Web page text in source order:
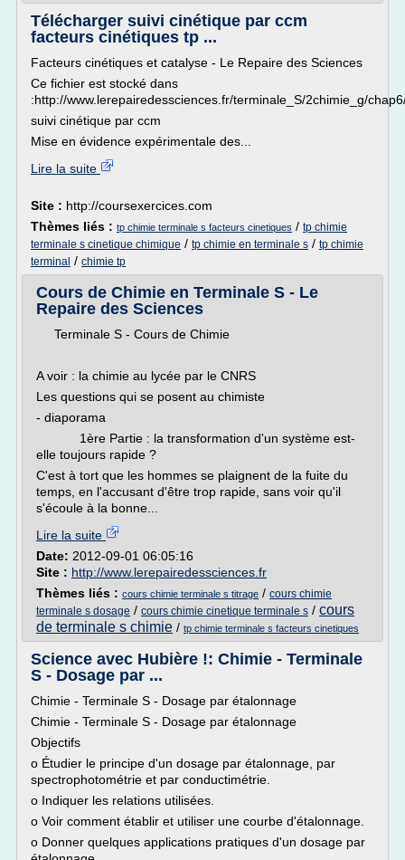
Télécharger suivi cinétique par ccm
facteurs cinétiques tp ...
Facteurs cinétiques et catalyse - Le Repaire des Sciences
Ce fichier est stocké dans
:http://www.lerepairedessciences.fr/terminale_S/2chimie_g/
suivi cinétique par ccm
Mise en évidence expérimentale des...
Lire la suite
Site : http://coursexercices.com
Thèmes liés : tp chimie terminale s facteurs cinetiques / tp chimie
terminale s cinetique chimique / tp chimie en terminale s / tp chimie
terminal / chimie tp
Cours de Chimie en Terminale S - Le
Repaire des Sciences
Terminale S - Cours de Chimie
A voir : la chimie au lycée par le CNRS
Les questions qui se posent au chimiste
- diaporama
1ère Partie : la transformation d'un système est-
elle toujours rapide ?
C'est à tort que les hommes se plaignent de la fuite du
temps, en l'accusant d'être trop rapide, sans voir qu'il
s'écoule à la bonne...
Lire la suite
Date: 2012-09-01 06:05:16
Site : http://www.lerepairedessciences.fr
Thèmes liés : cours chimie terminale s titrage / cours chimie
terminale s dosage / cours chimie cinetique terminale s / cours
de terminale s chimie / tp chimie terminale s facteurs cinetiques
Science avec Hubière !: Chimie - Terminale
S - Dosage par ...
Chimie - Terminale S - Dosage par étalonnage
Chimie - Terminale S - Dosage par étalonnage
Objectifs
o Étudier le principe d'un dosage par étalonnage, par
spectrophotométrie et par conductimétrie.
o Indiquer les relations utilisées.
o Voir comment établir et utiliser une courbe d'étalonnage.
o Donner quelques applications pratiques d'un dosage par